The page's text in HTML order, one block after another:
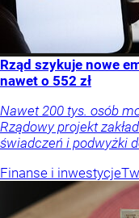
Rząd szykuje nowe
nawet o 552 zł
Nawet 200 tys. osób
Rządowy projekt
świadczeń i podwyżki
Finanse i inwestycje